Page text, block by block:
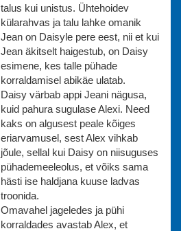
talus kui unistus. Ühtehoidev
külarahvas ja talu lahke omanik
Jean on Daisyle pere eest, nii et kui
Jean äkitselt haigestub, on Daisy
esimene, kes talle pühade
korraldamisel abikäe ulatab.
Daisy värbab appi Jeani nägusa,
kuid pahura sugulase Alexi. Need
kaks on algusest peale kõiges
eriarvamusel, sest Alex vihkab
jõule, sellal kui Daisy on niisuguses
pühademeeleolus, et võiks sama
hästi ise haldjana kuuse ladvas
troonida.
Omavahel jageledes ja pühi
korraldades avastab Alex, et